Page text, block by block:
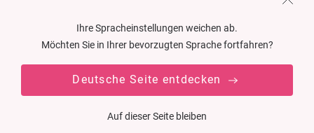
Ihre Spracheinstellungen weichen ab.
Möchten Sie in Ihrer bevorzugten Sprache fortfahren?
Deutsche Seite entdecken
Auf dieser Seite bleiben